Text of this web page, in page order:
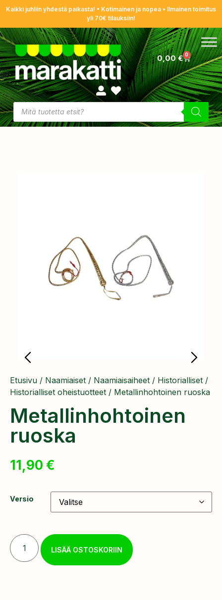
Kaikki juhliin yhdestä paikasta! • Kotimainen ja nopea • Ilmainen toimitus
yli 70€ tilauksiin!
0,00€ 0
Etusivu / Naamiaiset / Naamiaisaiheet / Historialliset /
Historialliset oheistuotteet / Metallinhohtoinen ruoska
Metallinhohtoinen
ruoska
11,90 €
Versio
LISÄÄ OSTOSKORIIN